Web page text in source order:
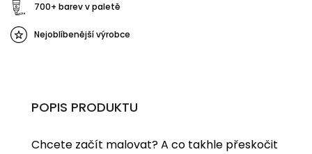
700+ barev v paletě
Nejoblíbenější výrobce
POPIS PRODUKTU
Chcete začít malovat? A co takhle přeskočit